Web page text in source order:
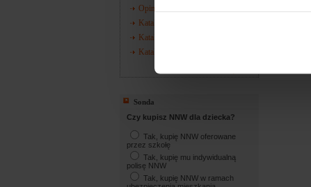
Opinie o towarzystwach
Katalog oddziałów ZUS
Katalog oddziałów KRUS
Katalog oddziałów NFZ
Sonda
Czy kupisz NNW dla dziecka?
Tak, kupię NNW oferowane
przez szkołę
Tak, kupię mu indywidualną
polisę NNW
Tak, kupię NNW w ramach